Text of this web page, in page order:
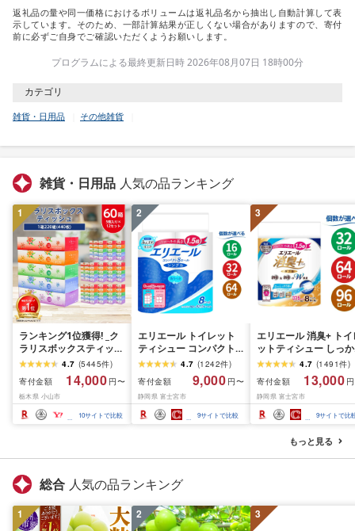
返礼品の量や同一価格におけるボリュームは返礼品名から抽出し自動計算して表
示しています。そのため、一部計算結果が正しくない場合がありますので、寄付
前に必ずご自身でご確認いただくようお願いします。
プログラムによる最終更新日時 2026年08月07日 18時00分
カテゴリ
雑貨・日用品 その他雑貨
雑貨・日用品 人気の品ランキング
1
ランキング1位獲得! _ク
ラリスボックスティッシ
ュ60箱(1箱220組(440
枚))(5個入り×12セット)_
ティッシュ ティッシュ
ペーパー 日用品 常備品
生活用品 まとめ買い [配
送不可地域:離島・沖縄
4.7 (5445件)
寄付金額
14,000 円〜
栃木県 小山市
10サイトで比較
2
エリエール トイレット
ティシュー コンパクト
シングル [個数が選べ
る:16・32・64 ロール]
1.5倍巻 82.5m トイレッ
トペーパー シングル パ
ルプ100% 香りつき 日用
品 消耗品 備蓄 ふるさと
4.7 (1242件)
寄付金額
9,000 円〜
静岡県 富士宮市
9サイトで比較
3
エリエール 消臭+ トイ
ットティシュー しっか
り香るフレッシュクリ
の香り コンパクトダブ
ル [選べるロール数:32
64・96 ロール] 1.5倍
37.5m トイレットペー
パー ダブル パルプ
日用品 消耗品 備蓄 送
無料 静岡県 富士宮市
4.7 (1491件)
寄付金額
13,000
静岡県 富士宮市
9サイトで比
もっと見る
総合 人気の品ランキング
1 2 3